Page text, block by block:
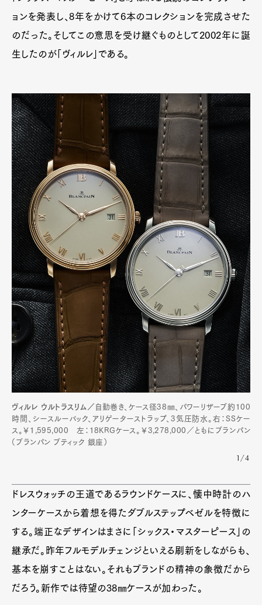
Art&DesignWatchFashion
Gourmet Cars
ProductCulture Lifestyle
Pen Membership
Magazine
Official Columnist
About
Contact
Pen Meet
Pen international Pen tw
ョンを発表し、8年をかけて6本のコレクションを完成させた
のだった。そしてこの意思を受け継ぐものとして2002年に誕
生したのが「ヴィルレ」である。
ヴィルレ ウルトラスリム／ 自動巻き、ケース径38㎜、パワーリザーブ約100
時間、シースルーバック、アリゲーターストラップ、3気圧防水。右：SSケー
ス。￥1,595,000 左：18KRGケース。￥3,278,000／ともにブランパン
（ブランパン ブティック 銀座）
1/4
ドレスウォッチの王道であるラウンドケースに、懐中時計のハ
ンターケースから着想を得たダブルステップベゼルを特徴に
する。端正なデザインはまさに「シックス・マスターピース」の
継承だ。昨年フルモデルチェンジといえる刷新をしながらも、
基本を崩すことはない。それもブランドの精神の象徴だから
だろう。新作では待望の38㎜ケースが加わった。